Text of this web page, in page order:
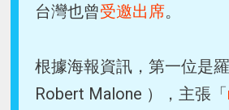
台灣也曾受邀出席。
根據海報資訊，第一位是
Robert Malone ），主張「